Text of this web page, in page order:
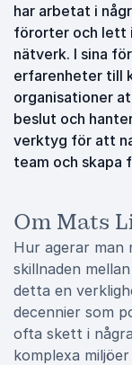
har arbetat i
förorter och lett
nätverk. I sina
erfarenheter till
organisationer
beslut och
verktyg för att
team och skapa
Om Mats
Hur agerar man
skillnaden
detta en
decennier som
ofta skett i
komplexa